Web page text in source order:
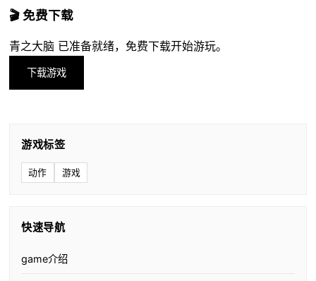
🎬 免费下载
青之大脑 已准备就绪，免费下载开始游玩。
下载游戏
游戏标签
动作 游戏
快速导航
game介绍